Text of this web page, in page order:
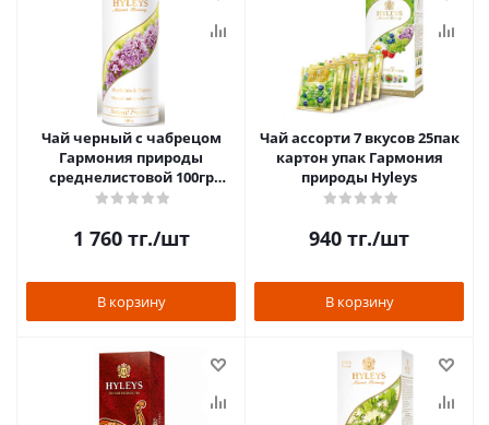
Чай черный с чабрецом
Гармония природы
среднелистовой 100гр
картон туба Hyleys
1 760тг./шт
В корзину
Чай ассорти 7 вкусов 25пак
картон упак Гармония
природы Hyleys
940 тг./шт
В корзину